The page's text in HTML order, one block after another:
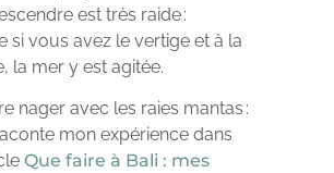
est très raide :
si vous avez le vertige et à la
la mer y est agitée.
nager avec les raies mantas :
mon expérience dans
Que faire à Bali : mes